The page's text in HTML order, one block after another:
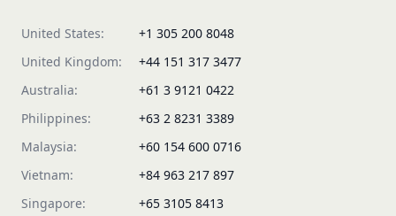
United States:
+1 305 200 8048
United Kingdom:
+44 151 317 3477
Australia:
+61 3 9121 0422
Philippines:
+63 2 8231 3389
Malaysia:
+60 154 600 0716
Vietnam:
+84 963 217 897
Singapore:
+65 3105 8413